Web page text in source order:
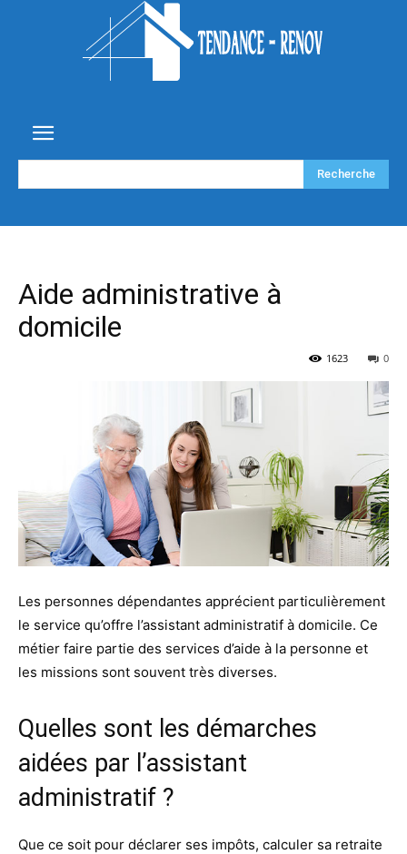
Recherche
Aide administrative à
domicile
0
1623
Les personnes dépendantes apprécient particulièrement
le service qu’offre l’assistant administratif à domicile. Ce
métier faire partie des services d’aide à la personne et
les missions sont souvent très diverses.
Quelles sont les démarches
aidées par l’assistant
administratif ?
Que ce soit pour déclarer ses impôts, calculer sa retraite